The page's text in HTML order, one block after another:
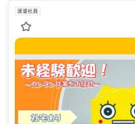
派遣社員